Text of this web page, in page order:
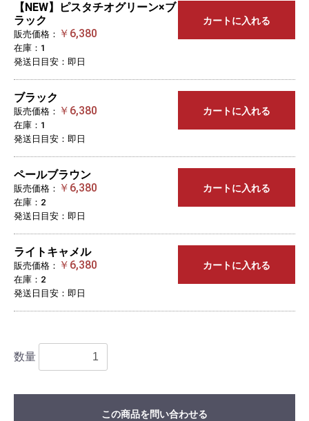
【NEW】ピスタチオグリーン×ブ
ラック
販売価格： ￥6,380
在庫：1
発送日目安：即日
カートに入れる
ブラック
販売価格： ￥6,380
在庫：1
発送日目安：即日
カートに入れる
ペールブラウン
販売価格： ￥6,380
在庫：2
発送日目安：即日
カートに入れる
ライトキャメル
販売価格： ￥6,380
在庫：2
発送日目安：即日
カートに入れる
数量
この商品を問い合わせる